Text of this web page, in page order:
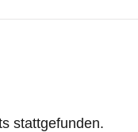
stattgefunden.